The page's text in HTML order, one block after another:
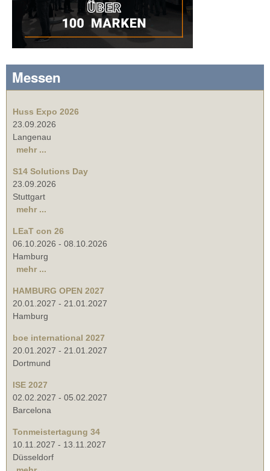
Messen
Huss Expo 2026
23.09.2026
Langenau
mehr ...
S14 Solutions Day
23.09.2026
Stuttgart
mehr ...
LEaT con 26
06.10.2026 - 08.10.2026
Hamburg
mehr ...
HAMBURG OPEN 2027
20.01.2027 - 21.01.2027
Hamburg
boe international 2027
20.01.2027 - 21.01.2027
Dortmund
ISE 2027
02.02.2027 - 05.02.2027
Barcelona
Tonmeistertagung 34
10.11.2027 - 13.11.2027
Düsseldorf